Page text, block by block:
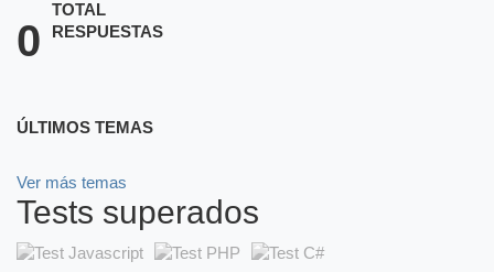
0
TOTAL
RESPUESTAS
ÚLTIMOS TEMAS
Ver más temas
Tests superados